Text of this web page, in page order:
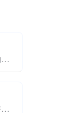
由亚马逊云科技推出的AI编程助手
在线文字转语音，支持多语言、自定义语音及字幕生成，生成高音质音频助力创作与服务